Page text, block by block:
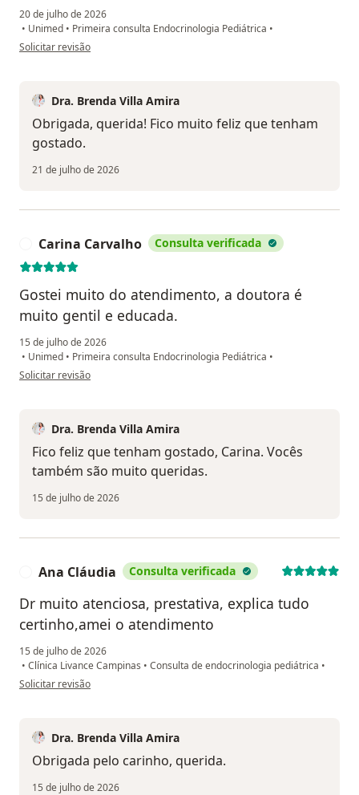
20 de julho de 2026
• Unimed • Primeira consulta Endocrinologia Pediátrica •
na opinião do utilizador Ac
Solicitar revisão
Dra. Brenda Villa Amira
Obrigada, querida! Fico muito feliz que tenham
gostado.
21 de julho de 2026
Carina Carvalho Consulta verificada
Gostei muito do atendimento, a doutora é
muito gentil e educada.
15 de julho de 2026
• Unimed • Primeira consulta Endocrinologia Pediátrica •
na opinião do utilizador Carina Carvalho
Solicitar revisão
Dra. Brenda Villa Amira
Fico feliz que tenham gostado, Carina. Vocês
também são muito queridas.
15 de julho de 2026
Ana Cláudia Consulta verificada
Dr muito atenciosa, prestativa, explica tudo
certinho,amei o atendimento
15 de julho de 2026
• Clínica Livance Campinas • Consulta de endocrinologia pediátrica •
na opinião do utilizador Ana Cláudia
Solicitar revisão
Dra. Brenda Villa Amira
Obrigada pelo carinho, querida.
15 de julho de 2026